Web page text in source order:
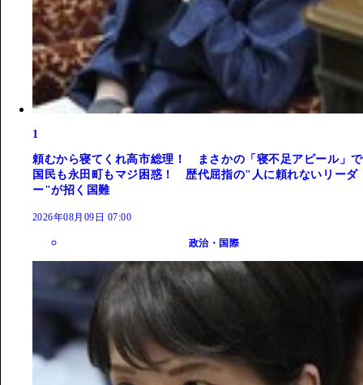
1
頼むから寝てくれ高市総理！ まさかの「寝不足アピール」で
国民も永田町もマジ困惑！ 歴代屈指の"人に頼れないリーダ
ー"が招く国難
2026年08月09日 07:00
政治・国際